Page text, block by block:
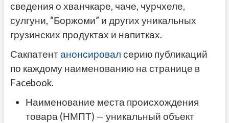
сведения о хванчкаре, чаче, чурчхеле,
сулгуни, “Боржоми” и других уникальных
грузинских продуктах и напитках.
Сакпатентанонсировал серию публикаций
по каждому наименованию на странице в
Facebook.
Наименование места происхождения
товара (НМПТ) — уникальный объект